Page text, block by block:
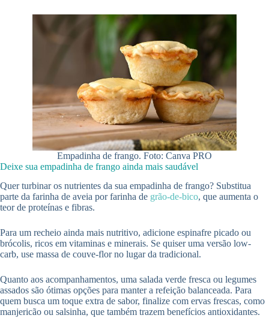
Empadinha de frango. Foto: Canva PRO
Deixe sua empadinha de frango ainda mais saudável
Quer turbinar os nutrientes da sua empadinha de frango? Substitua
parte da farinha de aveia por farinha de grão-de-bico, que aumenta o
teor de proteínas e fibras.
Para um recheio ainda mais nutritivo, adicione espinafre picado ou
brócolis, ricos em vitaminas e minerais. Se quiser uma versão low-
carb, use massa de couve-flor no lugar da tradicional.
Quanto aos acompanhamentos, uma salada verde fresca ou legumes
assados são ótimas opções para manter a refeição balanceada. Para
quem busca um toque extra de sabor, finalize com ervas frescas, como
manjericão ou salsinha, que também trazem benefícios antioxidantes.